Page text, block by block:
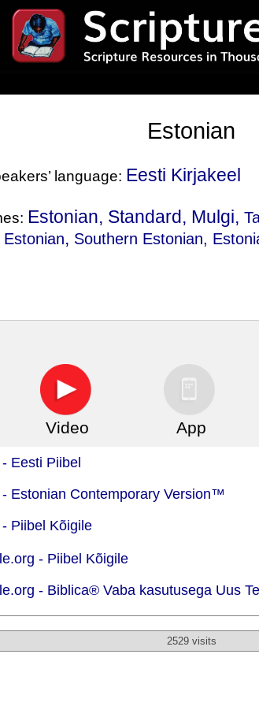
Estonian
language: Eesti Kirjakeel
Estonian, Standard, Mulgi,
, Southern Estonian,
Video App
Eesti Piibel
Estonian Contemporary Version™
Piibel Kõigile
- Piibel Kõigile
- Biblica® Vaba kasutusega Uus
2529 visits